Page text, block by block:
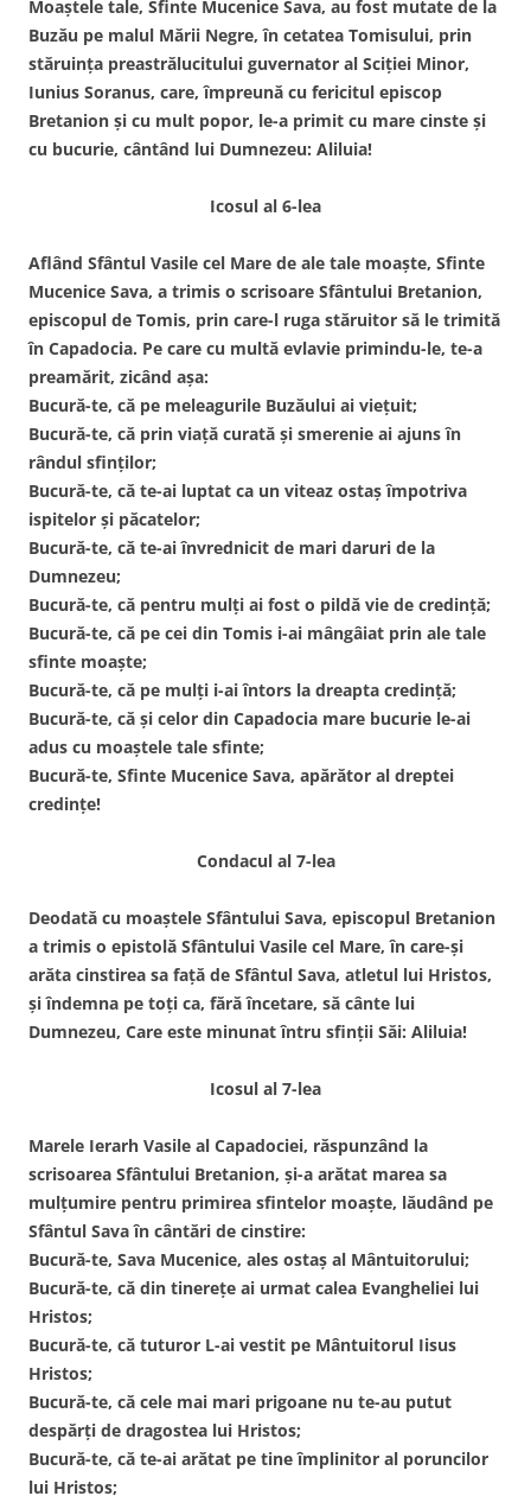
Moaștele tale, Sfinte Mucenice Sava, au fost mutate de la
Buzău pe malul Mării Negre, în cetatea Tomisului, prin
stăruința preastrălucitului guvernator al Sciției Minor,
Iunius Soranus, care, împreună cu fericitul episcop
Bretanion și cu mult popor, le-a primit cu mare cinste și
cu bucurie, cântând lui Dumnezeu: Aliluia!
Icosul al 6-lea
Aflând Sfântul Vasile cel Mare de ale tale moaște, Sfinte
Mucenice Sava, a trimis o scrisoare Sfântului Bretanion,
episcopul de Tomis, prin care-l ruga stăruitor să le trimită
în Capadocia. Pe care cu multă evlavie primindu-le, te-a
preamărit, zicând așa:
Bucură-te, că pe meleagurile Buzăului ai viețuit;
Bucură-te, că prin viață curată și smerenie ai ajuns în
rândul sfinților;
Bucură-te, că te-ai luptat ca un viteaz ostaș împotriva
ispitelor și păcatelor;
Bucură-te, că te-ai învrednicit de mari daruri de la
Dumnezeu;
Bucură-te, că pentru mulți ai fost o pildă vie de credință;
Bucură-te, că pe cei din Tomis i-ai mângâiat prin ale tale
sfinte moaște;
Bucură-te, că pe mulți i-ai întors la dreapta credință;
Bucură-te, că și celor din Capadocia mare bucurie le-ai
adus cu moaștele tale sfinte;
Bucură-te, Sfinte Mucenice Sava, apărător al dreptei
credințe!
Condacul al 7-lea
Deodată cu moaștele Sfântului Sava, episcopul Bretanion
a trimis o epistolă Sfântului Vasile cel Mare, în care-și
arăta cinstirea sa față de Sfântul Sava, atletul lui Hristos,
și îndemna pe toți ca, fără încetare, să cânte lui
Dumnezeu, Care este minunat întru sfinții Săi: Aliluia!
Icosul al 7-lea
Marele Ierarh Vasile al Capadociei, răspunzând la
scrisoarea Sfântului Bretanion, și-a arătat marea sa
mulțumire pentru primirea sfintelor moaște, lăudând pe
Sfântul Sava în cântări de cinstire:
Bucură-te, Sava Mucenice, ales ostaș al Mântuitorului;
Bucură-te, că din tinerețe ai urmat calea Evangheliei lui
Hristos;
Bucură-te, că tuturor L-ai vestit pe Mântuitorul Iisus
Hristos;
Bucură-te, că cele mai mari prigoane nu te-au putut
despărți de dragostea lui Hristos;
Bucură-te, că te-ai arătat pe tine împlinitor al poruncilor
lui Hristos;